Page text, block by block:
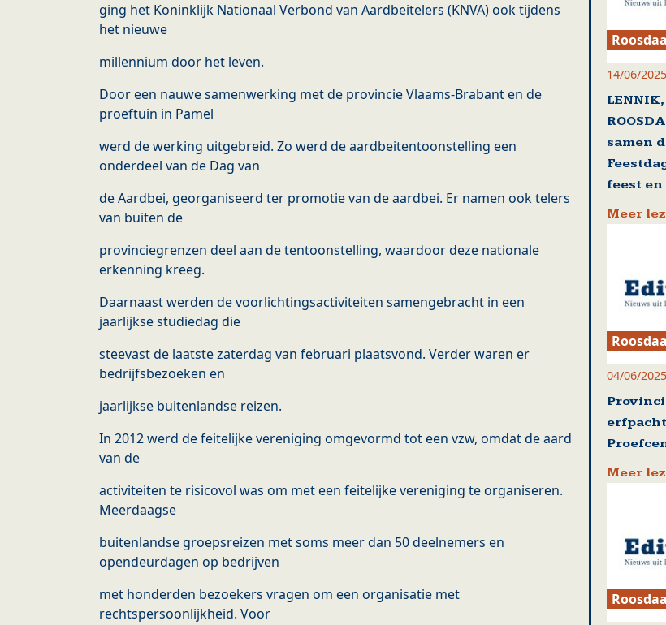
ging het Koninklijk Nationaal Verbond van Aardbeitelers (KNVA) ook tijdens
het nieuwe
millennium door het leven.
Door een nauwe samenwerking met de provincie Vlaams-Brabant en de
proeftuin in Pamel
werd de werking uitgebreid. Zo werd de aardbeitentoonstelling een
onderdeel van de Dag van
de Aardbei, georganiseerd ter promotie van de aardbei. Er namen ook telers
van buiten de
provinciegrenzen deel aan de tentoonstelling, waardoor deze nationale
erkenning kreeg.
Daarnaast werden de voorlichtingsactiviteiten samengebracht in een
jaarlijkse studiedag die
steevast de laatste zaterdag van februari plaatsvond. Verder waren er
bedrijfsbezoeken en
jaarlijkse buitenlandse reizen.
In 2012 werd de feitelijke vereniging omgevormd tot een vzw, omdat de aard
van de
activiteiten te risicovol was om met een feitelijke vereniging te organiseren.
Meerdaagse
buitenlandse groepsreizen met soms meer dan 50 deelnemers en
opendeurdagen op bedrijven
met honderden bezoekers vragen om een organisatie met
rechtspersoonlijkheid. Voor
14/06/
samen
feest
Meer
04/06/
Meer